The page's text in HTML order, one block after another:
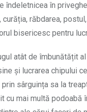
îndeletnicea în
răbdarea,
bisericesc pentru
atât de îmbunătățit
și lucrarea chipului
sârguința sa la
cu mai multă